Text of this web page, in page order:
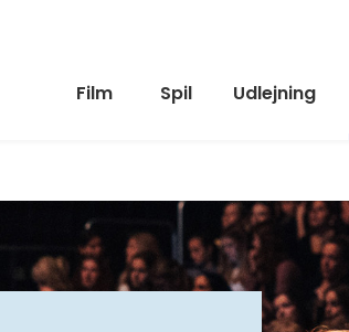
Film Spil Udlejning